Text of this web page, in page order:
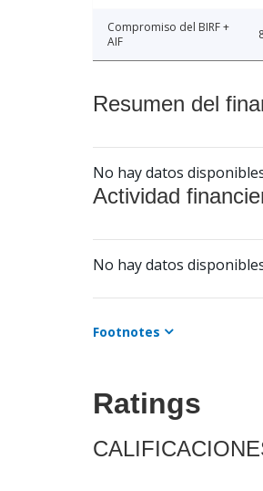
Compromiso del BIRF +
AIF
Resumen del
No hay datos
Actividad
No hay datos
Footnotes
Ratings